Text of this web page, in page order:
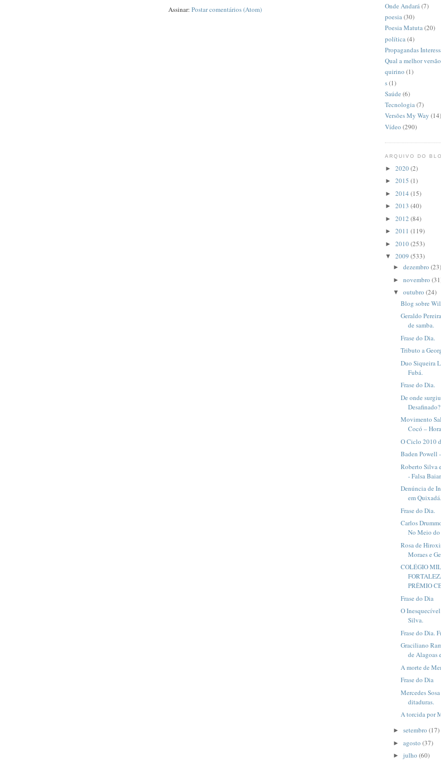
Assinar: Postar comentários (Atom)
Onde Andará(7)
poesia(30)
Poesia Matuta(20)
política(4)
Propagandas
Qual a melhor
quirino (1)
s(1)
Saúde (6)
Tecnologia(7)
Versões My Way (14)
Vídeo (290)
ARQUIVO DO
► 2020(2)
► 2015 (1)
► 2014 (15)
► 2013 (40)
► 2012 (84)
► 2011 (119)
► 2010(253)
▼ 2009 (533)
► dezembro (23)
► novembro
▼ outubro (24)
Blog sobre
Geraldo
de samba.
Frase do Dia.
Tributo a
Duo Siqueira
Fubá.
Frase do Dia.
De onde
Movimento
Cocó –
O Ciclo 2010
Baden Powell
Roberto Silva
- Falsa
Denúncia de
em Quixadá.
Frase do Dia.
Carlos
No Meio
Rosa de
Moraes e
COLÉGIO
PRÊMIO
Frase do Dia
O
Silva.
Frase do Dia.
Graciliano
de Alagoas
A morte de
Frase do Dia
Mercedes
ditaduras.
A torcida por
► setembro (17)
► agosto (37)
► julho (60)